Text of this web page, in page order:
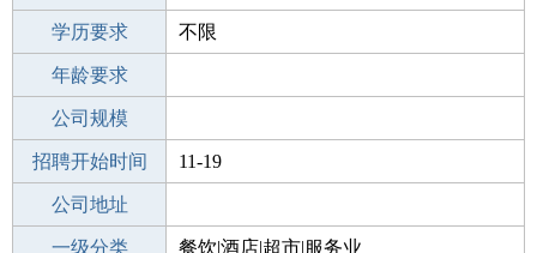
性别要求 -
学历要求 不限
工作经验
年龄要求
工作地点
公司规模
公司电话
招聘开始时间 11-19
招聘结束时间
公司地址
一级分类 餐饮|酒店|超市|服务业